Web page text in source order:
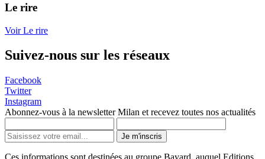
Le rire
Voir Le rire
Suivez-nous sur les réseaux
Facebook
Twitter
Instagram
Abonnez-vous à la newsletter Milan et recevez toutes nos actualités
Je m'inscris